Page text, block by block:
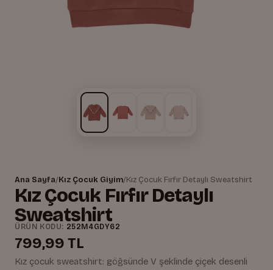
Ana Sayfa/Kız Çocuk Giyim/Kız Çocuk Fırfır Detaylı Sweatshirt
Kız Çocuk Fırfır Detaylı
Sweatshirt
ÜRÜN KODU: 252M4GDY62
799,99 TL
Kız çocuk sweatshirt: göğsünde V şeklinde çiçek desenli